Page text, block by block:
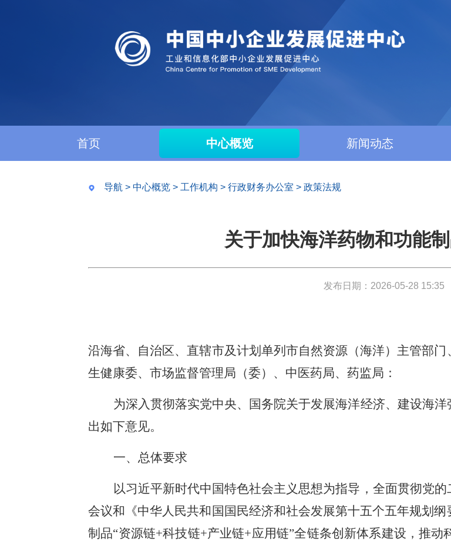
首页 中心概览 新闻动态
导航 > 中心概览 > 工作机构 > 行政财务办公室 > 政策法规
关于加快海洋药物和功能
发布日期：2026-05-28 15:35
沿海省、自治区、直辖市及计划单列市自然资源（海洋）主管部
生健康委、市场监督管理局（委）、中医药局、药监局：
为深入贯彻落实党中央、国务院关于发展海洋经济、建设海
出如下意见。
一、总体要求
以习近平新时代中国特色社会主义思想为指导，全面贯彻党
会议和《中华人民共和国国民经济和社会发展第十五个五年规划
制品“资源链+科技链+产业链+应用链”全链条创新体系建设，推